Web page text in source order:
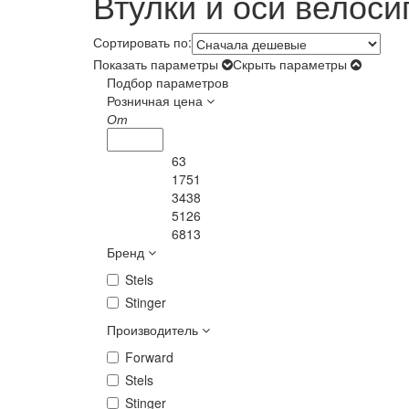
Сортировать по:
Показать параметры
Скрыть параметры
Подбор параметров
Розничная цена
От
63
1751
3438
5126
6813
Бренд
Stels
Stinger
Производитель
Forward
Stels
Stinger